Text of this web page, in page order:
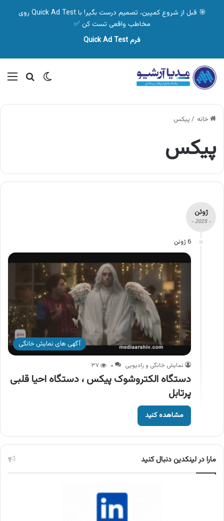
🎯 قبل از شروع کمپین، تصمیم درست بگیر! با Quick Ad Test روی
مخاطب واقعی تست کن ✅
فرم Quick Ad Test
تغییر پوسته
خانه / پیکس
پیکس
ژوئن
- 2025 -
6 ژوئن
آگهی های نمایش خانگی
نمایش خانگی و رادیویی ۰ ۳۷
دستگاه الکتروشوک پیکس ، دستگاه احیا قلبی
پرتابل
مشاهده کنید
مارا در لینکدین دنبال کنید